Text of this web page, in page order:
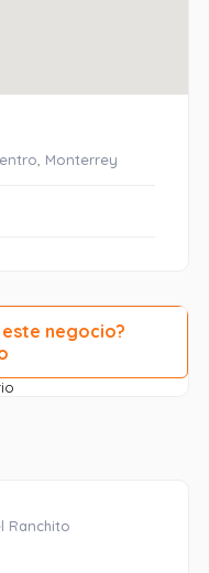
Monterrey
negocio?
Ranchito